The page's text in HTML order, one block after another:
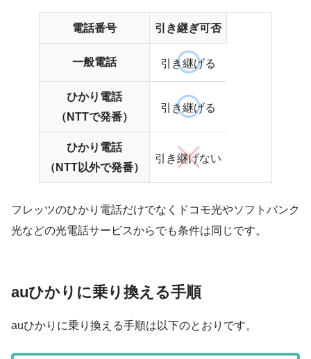
電話番号 引き継ぎ可否
一般電話 引き継げる
ひかり電話
（NTTで発番）
引き継げる
ひかり電話
（NTT以外で発番）
引き継げない
フレッツのひかり電話だけでなくドコモ光やソフトバンク
光などの光電話サービスからでも条件は同じです。
auひかりに乗り換える手順
auひかりに乗り換える手順は以下のとおりです。